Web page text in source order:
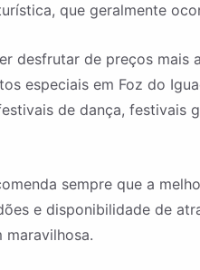
que geralmente
desfrutar de preços mais
especiais em Foz do
de dança,
sempre que a
e disponibilidade de
maravilhosa.